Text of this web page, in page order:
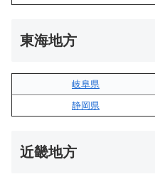
東海地方
岐阜県
静岡県
近畿地方